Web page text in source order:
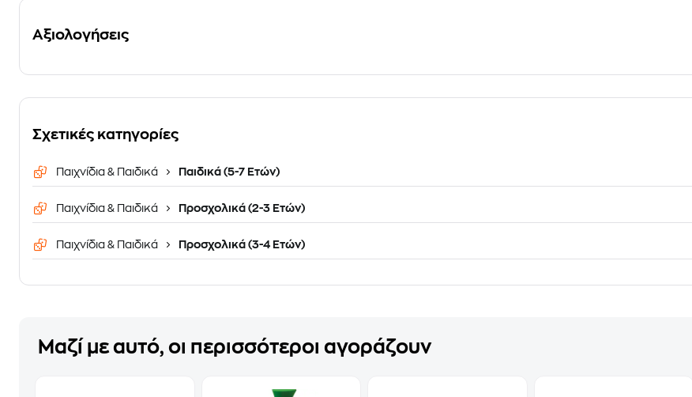
Αξιολογήσεις
Σχετικές κατηγορίες
Παιχνίδια & Παιδικά Παιδικά (5-7 Ετών)
Παιχνίδια & Παιδικά Προσχολικά (2-3 Ετών)
Παιχνίδια & Παιδικά Προσχολικά (3-4 Ετών)
Μαζί με αυτό, οι περισσότεροι αγοράζουν